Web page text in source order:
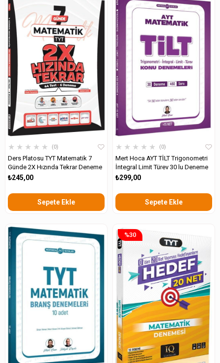
★ ★ ★ ★ ★ 0
Ders Platosu TYT Matematik 7
Günde 2X Hızında Tekrar Deneme
₺245,00
Sepete Ekle
★ ★ ★ ★ ★ 0
Mert Hoca AYT TİLT Trigonometri
İntegral Limit Türev 30 lu Deneme
₺299,00
Sepete Ekle
%30